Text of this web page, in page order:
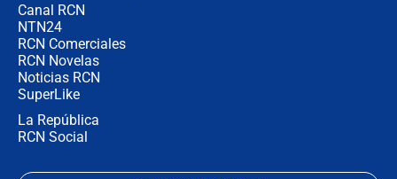
Canal RCN
NTN24
RCN Comerciales
RCN Novelas
Noticias RCN
SuperLike
La República
RCN Social